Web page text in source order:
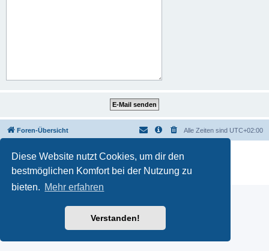
Diese Website nutzt Cookies, um dir den
bestmöglichen Komfort bei der Nutzung zu
bieten. Mehr erfahren
Verstanden!
Foren-Übersicht Alle Zeiten sind UTC+02:00
Powered by phpBB
® Forum Software © phpBB Limited
Deutsche Übersetzung durch
Datenschutz|Nutzungsbedingungen